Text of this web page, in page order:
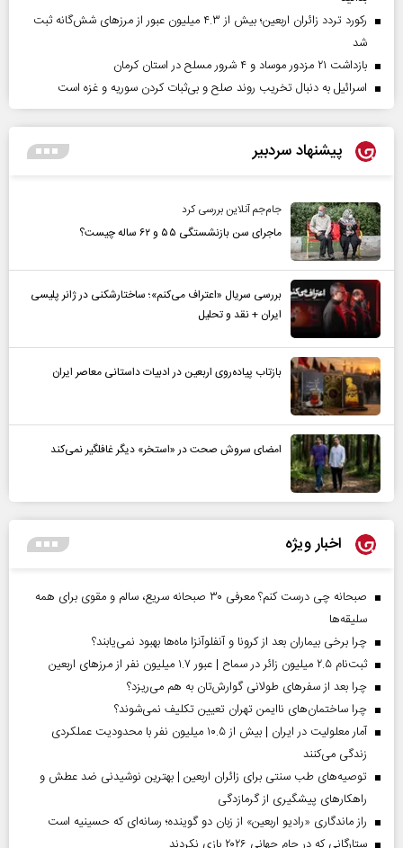
رکورد تردد زائران اربعین؛ بیش از ۴.۳ میلیون عبور از مرزهای شش‌گانه ثبت
شد
بازداشت ۲۱ مزدور موساد و ۴ شرور مسلح در استان کرمان
اسرائیل به دنبال تخریب روند صلح و بی‌ثبات کردن سوریه و غزه است
پیشنهاد سردبیر
جام‌جم آنلاین بررسی کرد
ماجرای سن بازنشستگی ۵۵ و ۶۲ ساله چیست؟
بررسی سریال «اعتراف می‌کنم»؛ ساختارشکنی در ژانر پلیسی
ایران + نقد و تحلیل
بازتاب پیاده‌روی اربعین در ادبیات داستانی معاصر ایران
امضای سروش صحت در «استخر» دیگر غافلگیر نمی‌کند
اخبار ویژه
صبحانه چی درست کنم؟ معرفی ۳۰ صبحانه سریع، سالم و مقوی برای همه
سلیقه‌ها
چرا برخی بیماران بعد از کرونا و آنفلوآنزا ماه‌ها بهبود نمی‌یابند؟
ثبت‌نام ۲.۵ میلیون زائر در سماح | عبور ۱.۷ میلیون نفر از مرز‌های اربعین
چرا بعد از سفرهای طولانی گوارش‌تان به هم می‌ریزد؟
چرا ساختمان‌های ناایمن تهران تعیین تکلیف نمی‌شوند؟
آمار معلولیت در ایران | بیش از ۱۰.۵ میلیون نفر با محدودیت عملکردی
زندگی می‌کنند
توصیه‌های طب سنتی برای زائران اربعین | بهترین نوشیدنی ضد عطش و
راهکارهای پیشگیری از گرمازدگی
راز ماندگاری «رادیو اربعین» از زبان دو گوینده؛ رسانه‌ای که حسینیه است